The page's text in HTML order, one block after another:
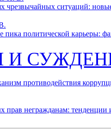
чрезвычайных ситуаций:
пика политической карьеры:
И
противодействия
прав негражданам: тенденции